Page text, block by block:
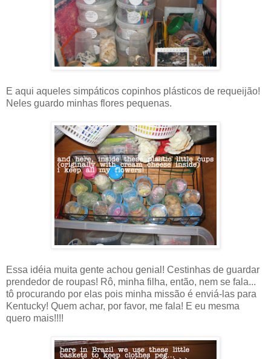
E aqui aqueles simpáticos copinhos plásticos de requeijão!
Neles guardo minhas flores pequenas.
Essa idéia muita gente achou genial! Cestinhas de guardar
prendedor de roupas! Rô, minha filha, então, nem se fala...
tô procurando por elas pois minha missão é enviá-las para
Kentucky! Quem achar, por favor, me fala! E eu mesma
quero mais!!!!